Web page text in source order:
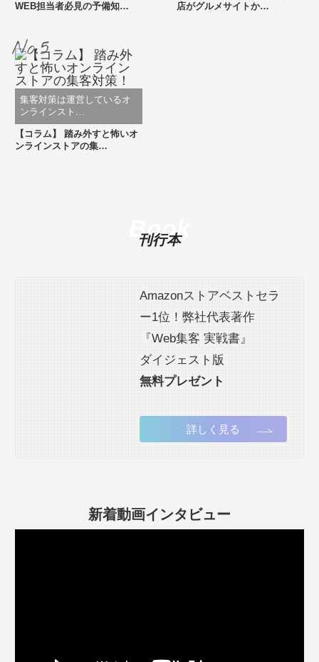
WEB担当者必見の予備知…
店がグルメサイトか…
集客対策は運営しているオ
ンラインスト…
【コラム】 踏み外すと怖いオ
ンラインストアの集…
刊行本
Book
Amazonストアベストセラ
ー1位！弊社代表著作
『Web集客 実戦書』
ダイジェスト版
無料プレゼント
詳しく見る
新着動画インタビュー